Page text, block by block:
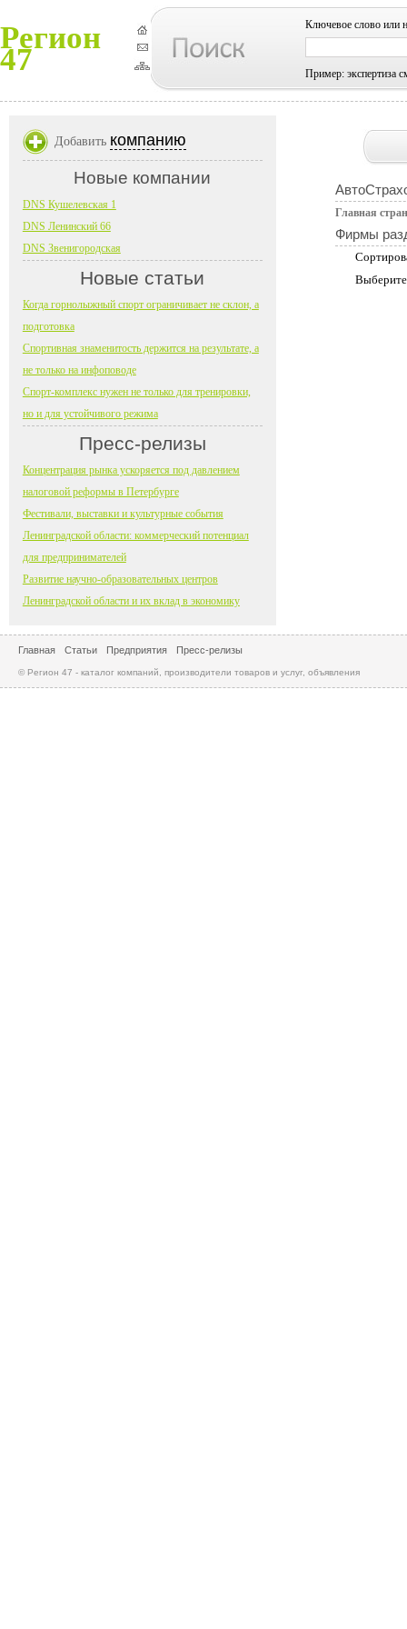
Регион
47
Ключевое слово или
Пример: экспертиза
Главная
Фирмы
Добавить компанию
Новые компании
DNS Кушелевская 1
DNS Ленинский 66
DNS Звенигородская
Новые статьи
Когда горнолыжный спорт ограничивает не склон, а
подготовка
Спортивная знаменитость держится на результате, а
не только на инфоповоде
Спорт-комплекс нужен не только для тренировки,
но и для устойчивого режима
Пресс-релизы
Концентрация рынка ускоряется под давлением
налоговой реформы в Петербурге
Фестивали, выставки и культурные события
Ленинградской области: коммерческий потенциал
для предпринимателей
Развитие научно-образовательных центров
Ленинградской области и их вклад в экономику
Главная Статьи Предприятия Пресс-релизы
© Регион 47 - каталог компаний, производители товаров и услуг, объявления